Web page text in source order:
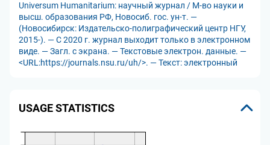
Universum Humanitarium: научный журнал / М-во науки и
высш. образования РФ, Новосиб. гос. ун-т. —
(Новосибирск: Издательско-полиграфический центр НГУ,
2015-). — С 2020 г. журнал выходит только в электронном
виде. — Загл. с экрана. — Текстовые электрон. данные. —
<URL:https://journals.nsu.ru/uh/>. — Текст: электронный
USAGE STATISTICS